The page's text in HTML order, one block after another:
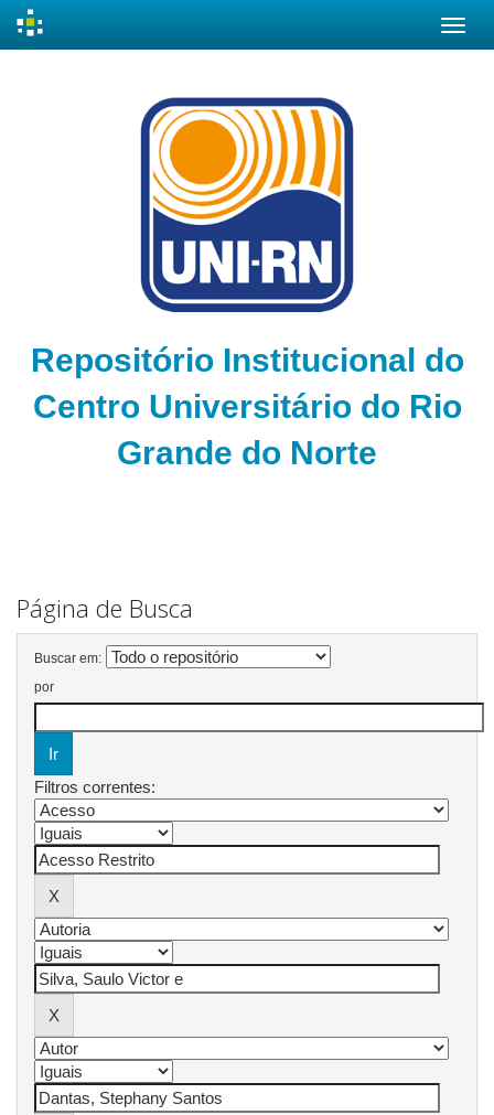
Repositório Institucional do
Centro Universitário do Rio
Grande do Norte
Página de Busca
Buscar em:
por
Filtros correntes: